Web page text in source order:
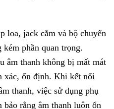
loa, jack cắm và bộ chuyển
phần quan trọng.
âm thanh không bị mất mát
xác, ổn định. Khi kết nối
thanh, việc sử dụng phụ
rằng âm thanh luôn ổn